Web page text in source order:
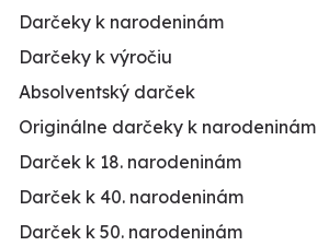
Darčeky k narodeninám
Darčeky k výročiu
Absolventský darček
Originálne darčeky k narodeninám
Darček k 18. narodeninám
Darček k 40. narodeninám
Darček k 50. narodeninám